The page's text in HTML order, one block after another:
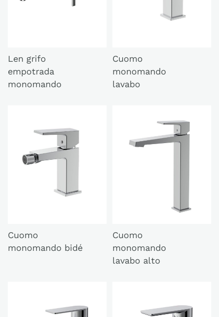
Len grifo
empotrada
monomando
Cuomo
monomando
lavabo
Cuomo
monomando bidé
Cuomo
monomando
lavabo alto